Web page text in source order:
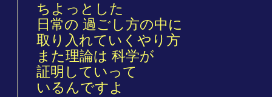
ちよっとした
日常の 過ごし方の中に
取り入れていくやり方
また理論は 科学が
証明していって
いるんですよ